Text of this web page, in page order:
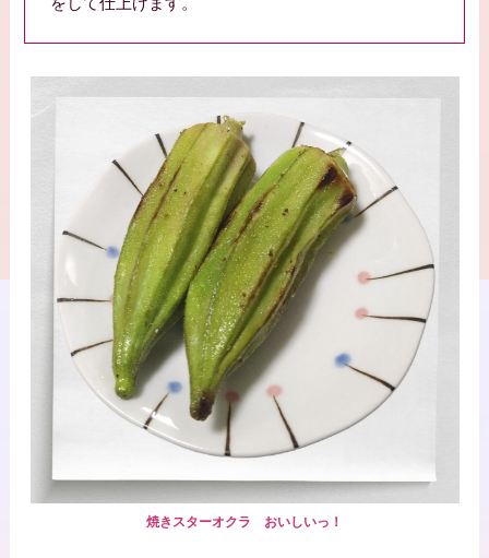
焼きスターオクラ おいしいっ！